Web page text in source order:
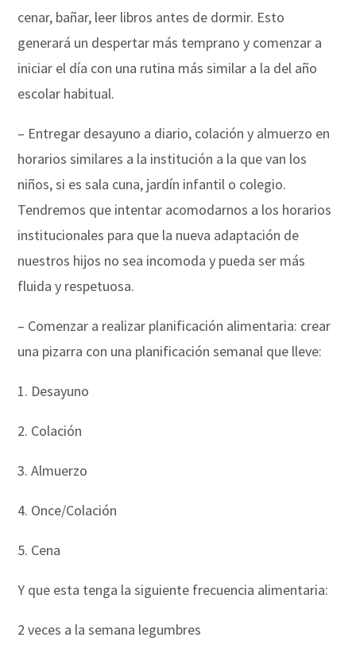
cenar, bañar, leer libros antes de dormir. Esto
generará un despertar más temprano y comenzar a
iniciar el día con una rutina más similar a la del año
escolar habitual.
– Entregar desayuno a diario, colación y almuerzo en
horarios similares a la institución a la que van los
niños, si es sala cuna, jardín infantil o colegio.
Tendremos que intentar acomodarnos a los horarios
institucionales para que la nueva adaptación de
nuestros hijos no sea incomoda y pueda ser más
fluida y respetuosa.
– Comenzar a realizar planificación alimentaria: crear
una pizarra con una planificación semanal que lleve:
1. Desayuno
2. Colación
3. Almuerzo
4. Once/Colación
5. Cena
Y que esta tenga la siguiente frecuencia alimentaria:
2 veces a la semana legumbres